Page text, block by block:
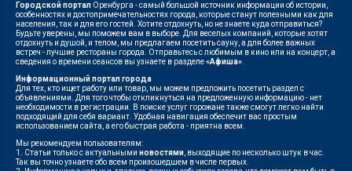
Городской портал Оренбурга - самый большой источник информации об истории,
особенностях и достопримечательностях города, которые станут полезными как для
населения, так и для его гостей. Хотите отдохнуть, но не знаете куда отправиться?
Будьте уверены, мы поможем вам в выборе. Для веселых компаний, которые хотят
отдохнуть и душой, и телом, мы предлагаем посетить сауну, а для более важных
встреч - лучшие рестораны города. Отправьтесь с любимым в кино или на концерт, а
сведения о времени сеансов вы узнаете в разделе«Афиша»
Информационный портал города
Для тех, кто ищет работу или товар, мы можем предложить посетить раздел с
объявлениями. Для того чтобы откликнуться на предложенную информацию - нет
необходимости в регистрации. В поиске услуг горожане также смогут легко найти
подходящий для себя вариант. Удобная навигация обеспечит вас простым
использованием сайта, а его быстрая работа - приятна всем.
Мы рекомендуем пользователям:
1. Статьи только с актуальными новостями , выходящие по несколько штук в час.
Так вы точно узнаете обо всем произошедшем в числе первых.